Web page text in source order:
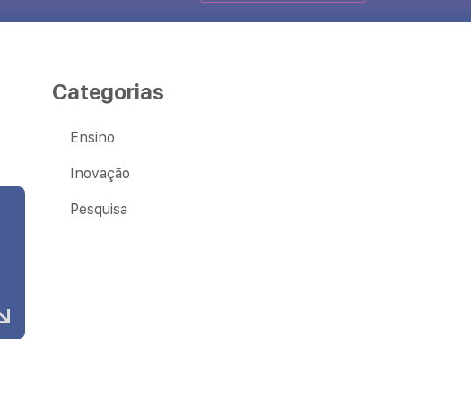
Categorias
Ensino
Inovação
Pesquisa